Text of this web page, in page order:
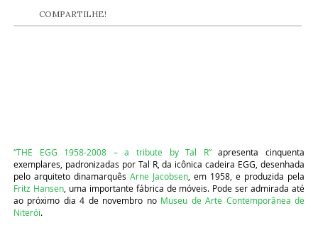
COMPARTILHE!
“THE EGG 1958-2008 – a tribute by Tal R”apresenta cinquenta
exemplares, padronizadas por Tal R, da icônica cadeira EGG, desenhada
pelo arquiteto dinamarquês Arne Jacobsen , em 1958, e produzida pela
Fritz Hansen, uma importante fábrica de móveis. Pode ser admirada até
ao próximo dia 4 de novembro no Museu de Arte Contemporânea de
Niterói.